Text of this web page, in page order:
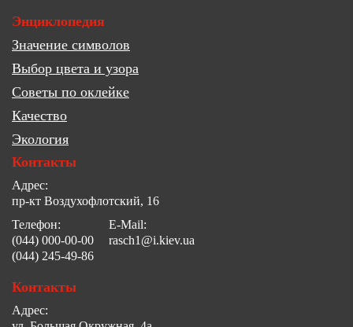
Энциклопедия
Значение символов
Выбор цвета и узора
Советы по оклейке
Качество
Экология
Контакты
Адрес:
пр-кт Воздухофлотский, 16
Телефон:
(044) 000-00-00
(044) 245-49-86
E-Mail:
rasch1@i.kiev.ua
Контакты
Адрес: